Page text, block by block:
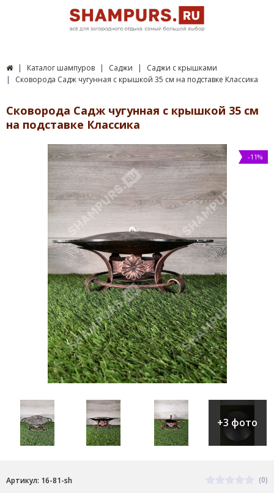
Каталог шампуров Саджи
Саджи с крышками
Сковорода Садж чугунная с крышкой 35 см на подставке Классика
Сковорода Садж чугунная с крышкой 35 см
на подставке Классика
-11%
+3 фото
Артикул: 16-81-sh (0)